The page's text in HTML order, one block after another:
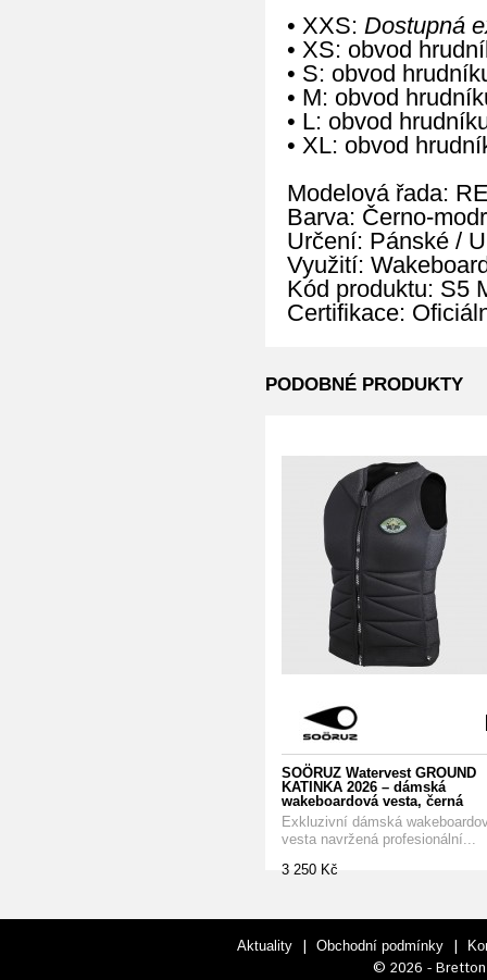
• XXS: Dostupná
• XS: obvod
• S: obvod
• M: obvod
• L: obvod
• XL: obvod
Modelová řada:
Barva: Černo-
Určení: Pánské /
Využití:
Kód produktu: S5
Certifikace:
PODOBNÉ PRODUKTY
SOÖRUZ Watervest GROUND
KATINKA 2026 – dámská
wakeboardová vesta, černá
Exkluzivní dámská
vesta navržená profesionální...
3 250 Kč
Aktuality | Obchodní podmínky |
© 2026 - Bretton